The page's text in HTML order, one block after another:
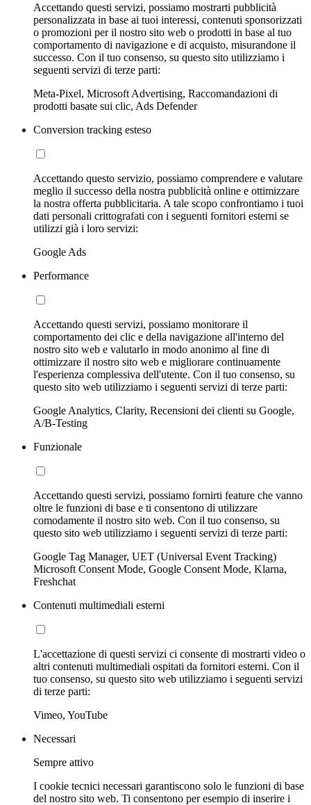
Accettando questi servizi, possiamo mostrarti pubblicità
personalizzata in base ai tuoi interessi, contenuti sponsorizzati
o promozioni per il nostro sito web o prodotti in base al tuo
comportamento di navigazione e di acquisto, misurandone il
successo. Con il tuo consenso, su questo sito utilizziamo i
seguenti servizi di terze parti:
Meta-Pixel, Microsoft Advertising, Raccomandazioni di
prodotti basate sui clic, Ads Defender
Conversion tracking esteso
Accettando questo servizio, possiamo comprendere e valutare
meglio il successo della nostra pubblicità online e ottimizzare
la nostra offerta pubblicitaria. A tale scopo confrontiamo i tuoi
dati personali crittografati con i seguenti fornitori esterni se
utilizzi già i loro servizi:
Google Ads
Performance
Accettando questi servizi, possiamo monitorare il
comportamento dei clic e della navigazione all'interno del
nostro sito web e valutarlo in modo anonimo al fine di
ottimizzare il nostro sito web e migliorare continuamente
l'esperienza complessiva dell'utente. Con il tuo consenso, su
questo sito web utilizziamo i seguenti servizi di terze parti:
Google Analytics, Clarity, Recensioni dei clienti su Google,
A/B-Testing
Funzionale
Accettando questi servizi, possiamo fornirti feature che vanno
oltre le funzioni di base e ti consentono di utilizzare
comodamente il nostro sito web. Con il tuo consenso, su
questo sito web utilizziamo i seguenti servizi di terze parti:
Google Tag Manager, UET (Universal Event Tracking)
Microsoft Consent Mode, Google Consent Mode, Klarna,
Freshchat
Contenuti multimediali esterni
L'accettazione di questi servizi ci consente di mostrarti video o
altri contenuti multimediali ospitati da fornitori esterni. Con il
tuo consenso, su questo sito web utilizziamo i seguenti servizi
di terze parti:
Vimeo, YouTube
Necessari
Sempre attivo
I cookie tecnici necessari garantiscono solo le funzioni di base
del nostro sito web. Ti consentono per esempio di inserire i